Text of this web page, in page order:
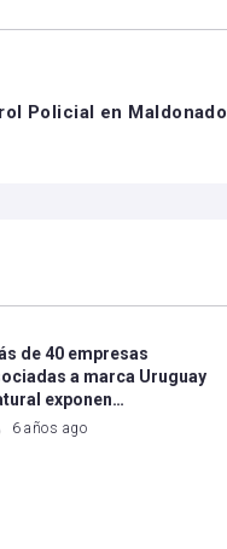
Policial en Maldonado
de 40 empresas
a marca Uruguay
exponen…
6 años ago